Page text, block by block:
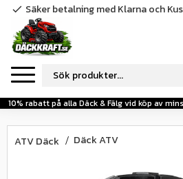
Meny
10% rabatt på alla Däck & Fälg vid köp av
check Säker betalning med Klarna och
ATV Däck Däck ATV